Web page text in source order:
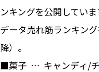
ンキングを公開してい
データ売れ筋ランキン
降）。
■菓子 … キャンディ/